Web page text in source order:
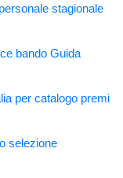
stagionale
bando Guida
per catalogo premi
selezione